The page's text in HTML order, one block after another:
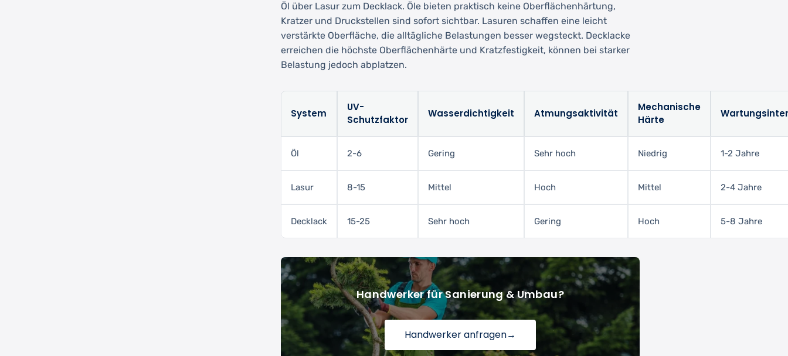
Öl über Lasur zum Decklack. Öle bieten praktisch keine Oberflächenhärtung,
Kratzer und Druckstellen sind sofort sichtbar. Lasuren schaffen eine leicht
verstärkte Oberfläche, die alltägliche Belastungen besser wegsteckt. Decklacke
erreichen die höchste Oberflächenhärte und Kratzfestigkeit, können bei starker
Belastung jedoch abplatzen.
System
UV-
Schutzfaktor
Wasserdichtigkeit Atmungsaktivität
Mechanische
Härte
Öl 2-6 Gering Sehr hoch Niedrig 1-2 Jahre
Lasur 8-15 Mittel Hoch Mittel 2-4 Jahre
Decklack 15-25 Sehr hoch Gering Hoch 5-8 Jahre
Handwerker für Sanierung & Umbau?
Handwerker anfragen→